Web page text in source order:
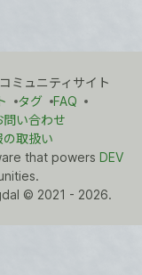
ミュニティサイト
タグ
FAQ
問い合わせ
取扱い
that powers DEV
© 2021 - 2026.